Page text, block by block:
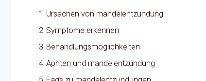
1 Ursachen von mandelentzündung
2 Symptome erkennen
3 Behandlungsmöglichkeiten
4 Aphten und mandelentzündung